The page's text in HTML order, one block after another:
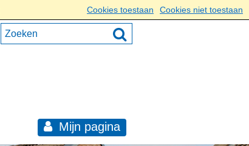
Cookies toestaan Cookies niet toestaan
Mijn pagina